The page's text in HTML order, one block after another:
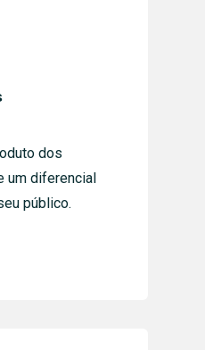
dos
um diferencial
público.